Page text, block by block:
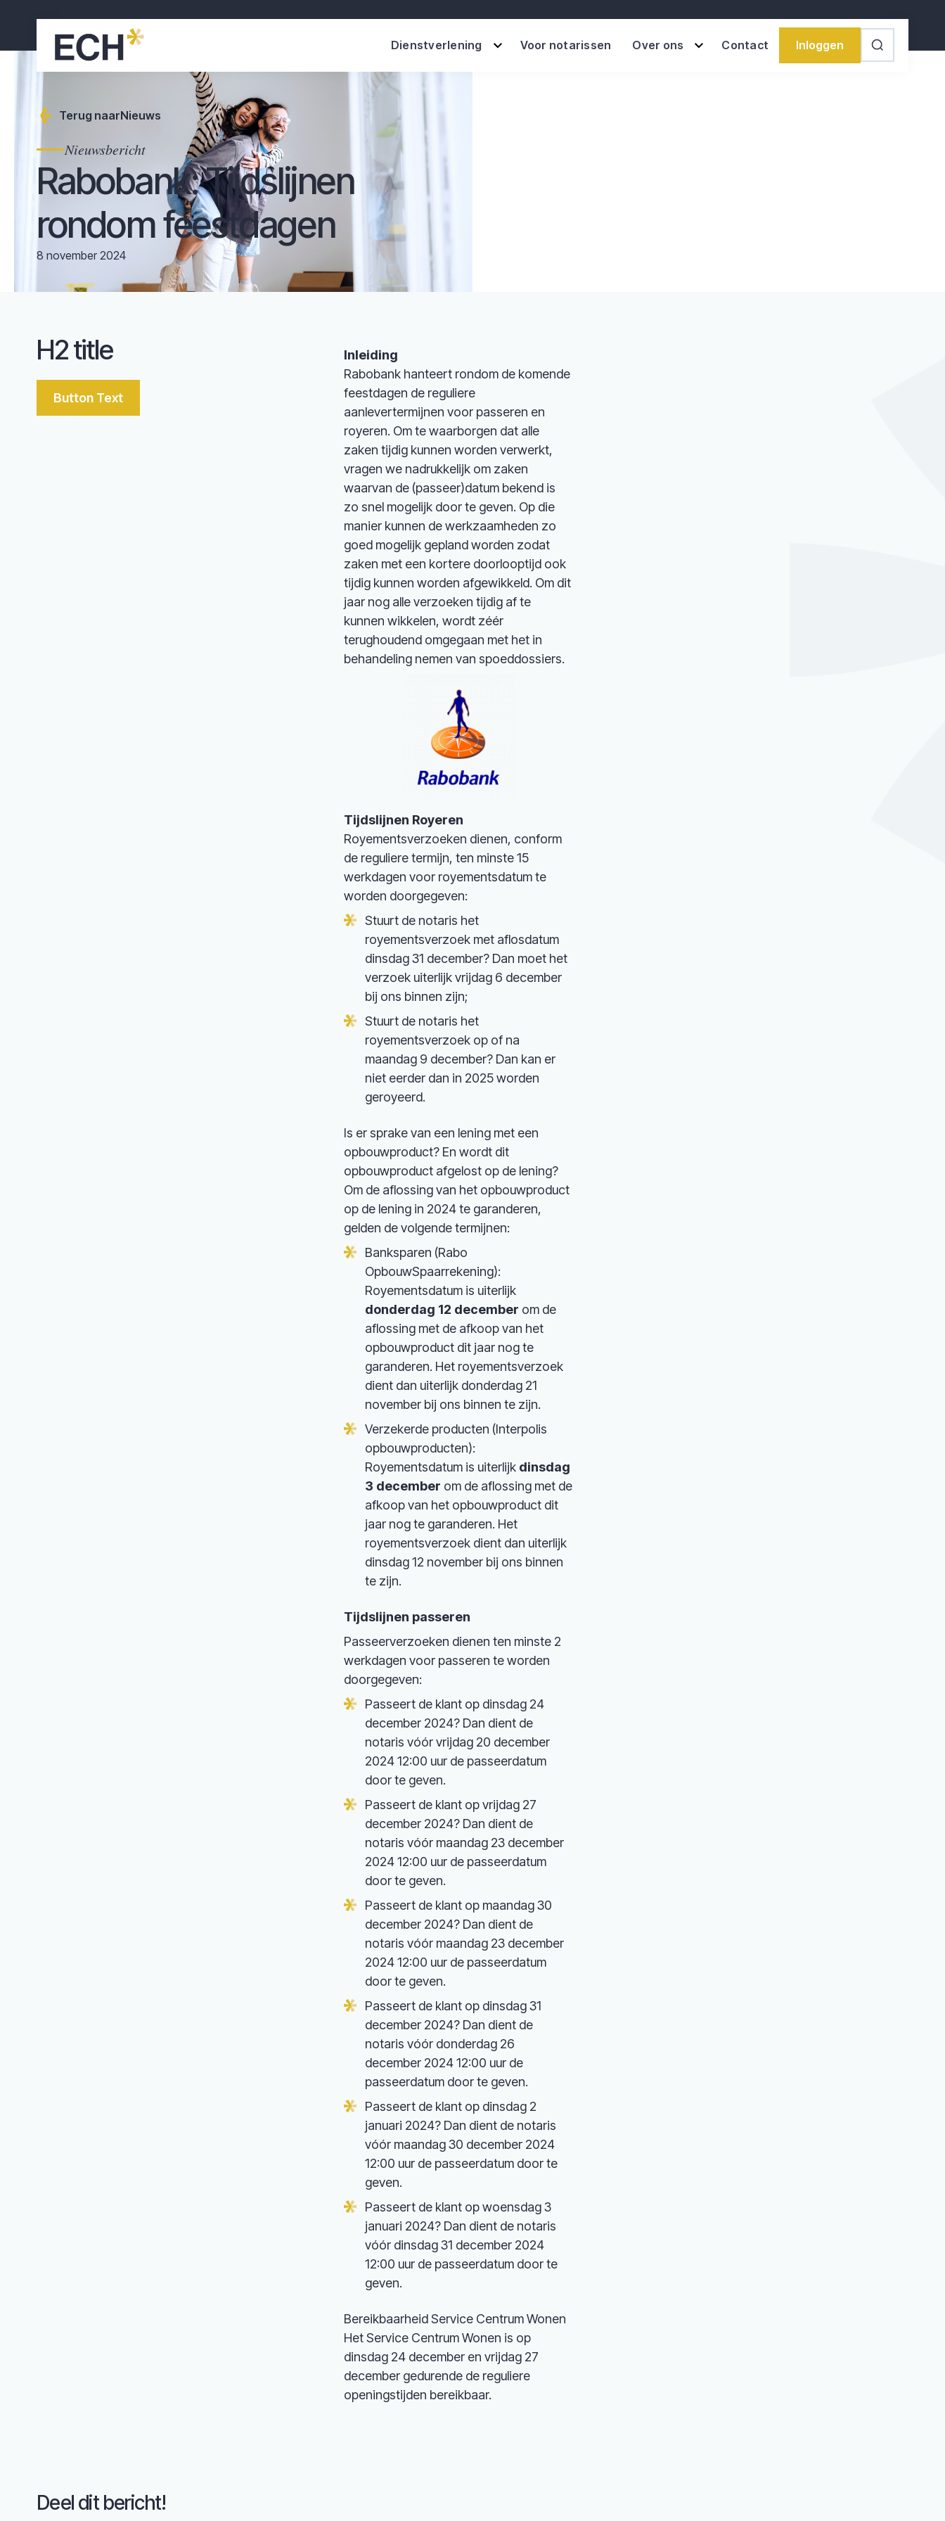
Dienstverlening Voor notarissen Over ons Contact Inloggen
Search
Terug naarNieuws
Nieuwsbericht
Rabobank: Tijdslijnen
rondom feestdagen
8 november 2024
H2 title
Button Text
Inleiding
Rabobank hanteert rondom de komende
feestdagen de reguliere
aanlevertermijnen voor passeren en
royeren. Om te waarborgen dat alle
zaken tijdig kunnen worden verwerkt,
vragen we nadrukkelijk om zaken
waarvan de (passeer)datum bekend is
zo snel mogelijk door te geven. Op die
manier kunnen de werkzaamheden zo
goed mogelijk gepland worden zodat
zaken met een kortere doorlooptijd ook
tijdig kunnen worden afgewikkeld. Om dit
jaar nog alle verzoeken tijdig af te
kunnen wikkelen, wordt zéér
terughoudend omgegaan met het in
behandeling nemen van spoeddossiers.
Tijdslijnen Royeren
Royementsverzoeken dienen, conform
de reguliere termijn, ten minste 15
werkdagen voor royementsdatum te
worden doorgegeven:
Stuurt de notaris het
royementsverzoek met aflosdatum
dinsdag 31 december? Dan moet het
verzoek uiterlijk vrijdag 6 december
bij ons binnen zijn;
Stuurt de notaris het
royementsverzoek op of na
maandag 9 december? Dan kan er
niet eerder dan in 2025 worden
geroyeerd.
Is er sprake van een lening met een
opbouwproduct? En wordt dit
opbouwproduct afgelost op de lening?
Om de aflossing van het opbouwproduct
op de lening in 2024 te garanderen,
gelden de volgende termijnen:
Banksparen (Rabo
OpbouwSpaarrekening):
Royementsdatum is uiterlijk
donderdag 12 december om de
aflossing met de afkoop van het
opbouwproduct dit jaar nog te
garanderen. Het royementsverzoek
dient dan uiterlijk donderdag 21
november bij ons binnen te zijn.
Verzekerde producten (Interpolis
opbouwproducten):
Royementsdatum is uiterlijk dinsdag
3 december om de aflossing met de
afkoop van het opbouwproduct dit
jaar nog te garanderen. Het
royementsverzoek dient dan uiterlijk
dinsdag 12 november bij ons binnen
te zijn.
Tijdslijnen passeren
Passeerverzoeken dienen ten minste 2
werkdagen voor passeren te worden
doorgegeven:
Passeert de klant op dinsdag 24
december 2024? Dan dient de
notaris vóór vrijdag 20 december
2024 12:00 uur de passeerdatum
door te geven.
Passeert de klant op vrijdag 27
december 2024? Dan dient de
notaris vóór maandag 23 december
2024 12:00 uur de passeerdatum
door te geven.
Passeert de klant op maandag 30
december 2024? Dan dient de
notaris vóór maandag 23 december
2024 12:00 uur de passeerdatum
door te geven.
Passeert de klant op dinsdag 31
december 2024? Dan dient de
notaris vóór donderdag 26
december 2024 12:00 uur de
passeerdatum door te geven.
Passeert de klant op dinsdag 2
januari 2024? Dan dient de notaris
vóór maandag 30 december 2024
12:00 uur de passeerdatum door te
geven.
Passeert de klant op woensdag 3
januari 2024? Dan dient de notaris
vóór dinsdag 31 december 2024
12:00 uur de passeerdatum door te
geven.
Bereikbaarheid Service Centrum Wonen
Het Service Centrum Wonen is op
dinsdag 24 december en vrijdag 27
december gedurende de reguliere
openingstijden bereikbaar.
Deel dit bericht!